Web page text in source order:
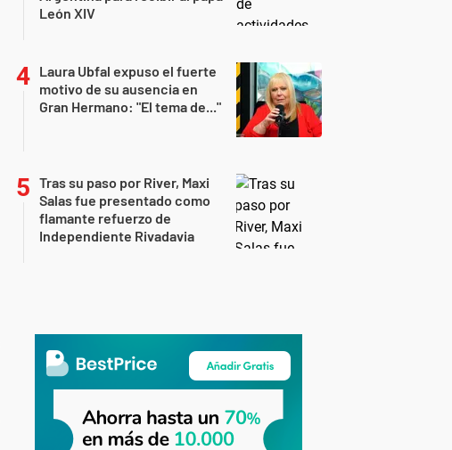
León XIV
Laura Ubfal expuso el fuerte
motivo de su ausencia en
Gran Hermano: "El tema de..."
Tras su paso por River, Maxi
Salas fue presentado como
flamante refuerzo de
Independiente Rivadavia